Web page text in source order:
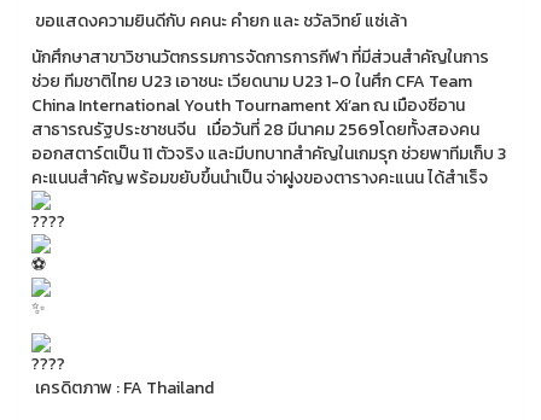
ขอแสดงความยินดีกับ คคนะ คำยก และ ชวัลวิทย์ แซ่เล้า
นักศึกษาสาขาวิชานวัตกรรมการจัดการการกีฬา ที่มีส่วนสำคัญในการ
ช่วย ทีมชาติไทย U23 เอาชนะ เวียดนาม U23 1-0 ในศึก CFA Team
China International Youth Tournament Xi’an ณ เมืองซีอาน
สาธารณรัฐประชาชนจีน เมื่อวันที่ 28 มีนาคม 2569โดยทั้งสองคน
ออกสตาร์ตเป็น 11 ตัวจริง และมีบทบาทสำคัญในเกมรุก ช่วยพาทีมเก็บ 3
คะแนนสำคัญ พร้อมขยับขึ้นนำเป็น จ่าฝูงของตารางคะแนน ได้สำเร็จ
เครดิตภาพ : FA Thailand